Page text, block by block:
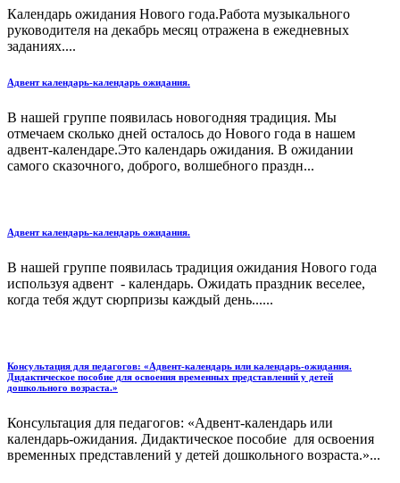
Календарь ожидания Нового года.Работа музыкального
руководителя на декабрь месяц отражена в ежедневных
заданиях....
Адвент календарь-календарь ожидания.
В нашей группе появилась новогодняя традиция. Мы
отмечаем сколько дней осталось до Нового года в нашем
адвент-календаре.Это календарь ожидания. В ожидании
самого сказочного, доброго, волшебного праздн...
Адвент календарь-календарь ожидания.
В нашей группе появилась традиция ожидания Нового года
используя адвент - календарь. Ожидать праздник веселее,
когда тебя ждут сюрпризы каждый день......
Консультация для педагогов: «Адвент-календарь или календарь-ожидания.
Дидактическое пособие для освоения временных представлений у детей
дошкольного возраста.»
Консультация для педагогов: «Адвент-календарь или
календарь-ожидания. Дидактическое пособие для освоения
временных представлений у детей дошкольного возраста.»...